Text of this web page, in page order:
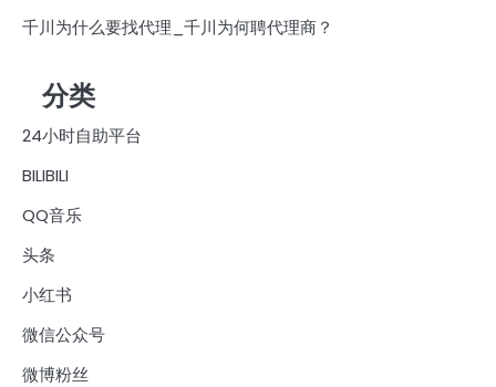
千川为什么要找代理_千川为何聘代理商？
分类
24小时自助平台
BILIBILI
QQ音乐
头条
小红书
微信公众号
微博粉丝